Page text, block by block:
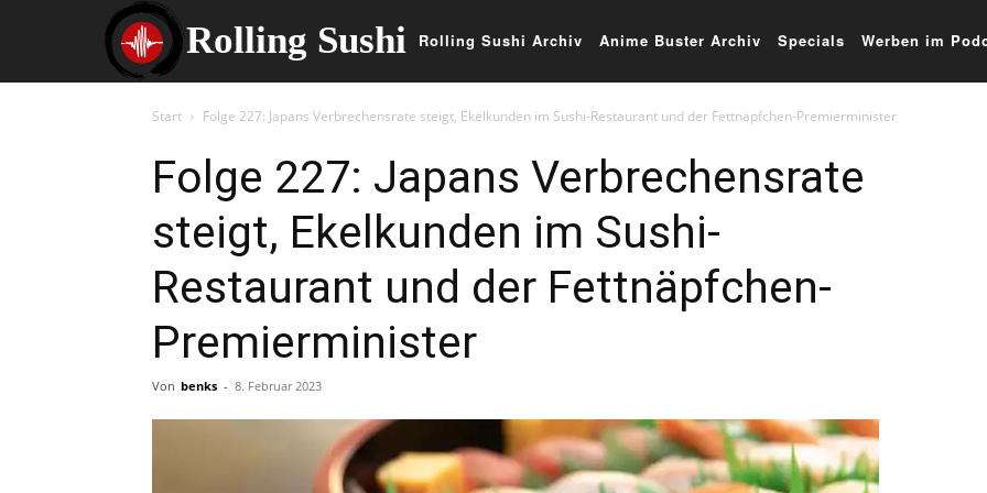
Rolling Sushi Rolling Sushi Archiv Anime Buster Archiv Specials Werben im
Start Folge 227: Japans Verbrechensrate steigt, Ekelkunden im Sushi-Restaurant und der Fettnäpfchen-Premierminister
Folge 227: Japans Verbrechensrate
steigt, Ekelkunden im Sushi-
Restaurant und der Fettnäpfchen-
Premierminister
Von benks - 8. Februar 2023